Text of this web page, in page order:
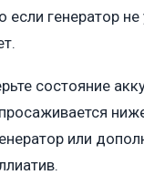
генератор не
состояние
или